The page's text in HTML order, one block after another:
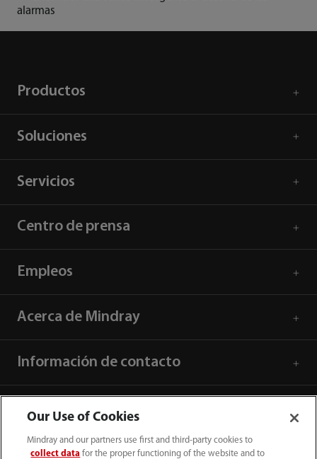
alarmas
Productos
Soluciones
Servicios
Centro de prensa
Empleos
Acerca de Mindray
Información de contacto
Our Use of Cookies
Mindray and our partners use first and third-party cookies to
collect data for the proper functioning of the website and to